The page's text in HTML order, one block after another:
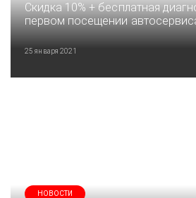
Скидка 10% + бесплатная
первом посещении
25 января 2021
НОВОСТИ